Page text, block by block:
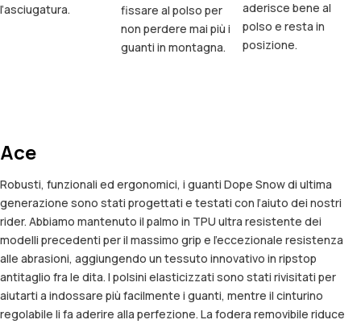
l’asciugatura.
fissare al polso per
non perdere mai più i
guanti in montagna.
aderisce bene al
polso e resta in
posizione.
Ace
Robusti, funzionali ed ergonomici, i guanti Dope Snow di ultima
generazione sono stati progettati e testati con l’aiuto dei nostri
rider. Abbiamo mantenuto il palmo in TPU ultra resistente dei
modelli precedenti per il massimo grip e l’eccezionale resistenza
alle abrasioni, aggiungendo un tessuto innovativo in ripstop
antitaglio fra le dita. I polsini elasticizzati sono stati rivisitati per
aiutarti a indossare più facilmente i guanti, mentre il cinturino
regolabile li fa aderire alla perfezione. La fodera removibile riduce